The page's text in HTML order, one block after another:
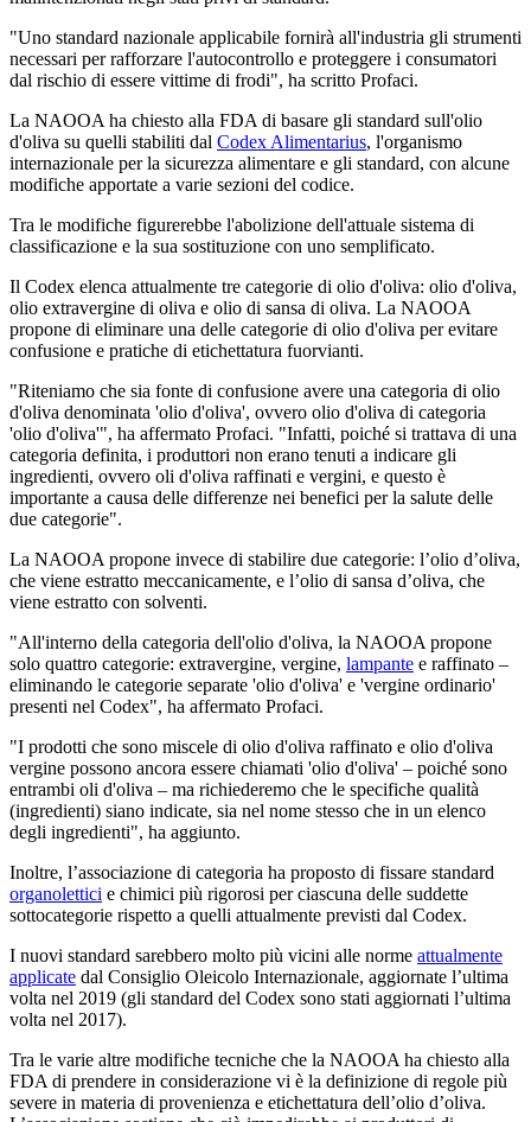
"Uno standard nazionale applicabile fornirà all'industria gli strumenti
necessari per rafforzare l'autocontrollo e proteggere i consumatori
dal rischio di essere vittime di frodi", ha scritto Profaci.
La NAOOA ha chiesto alla FDA di basare gli standard sull'olio
d'oliva su quelli stabiliti dal Codex Alimentarius, l'organismo
internazionale per la sicurezza alimentare e gli standard, con alcune
modifiche apportate a varie sezioni del codice.
Tra le modifiche figurerebbe l'abolizione dell'attuale sistema di
classificazione e la sua sostituzione con uno semplificato.
Il Codex elenca attualmente tre categorie di olio d'oliva: olio d'oliva,
olio extravergine di oliva e olio di sansa di oliva. La NAOOA
propone di eliminare una delle categorie di olio d'oliva per evitare
confusione e pratiche di etichettatura fuorvianti.
"Riteniamo che sia fonte di confusione avere una categoria di olio
d'oliva denominata 'olio d'oliva', ovvero olio d'oliva di categoria
'olio d'oliva'", ha affermato Profaci. "Infatti, poiché si trattava di una
categoria definita, i produttori non erano tenuti a indicare gli
ingredienti, ovvero oli d'oliva raffinati e vergini, e questo è
importante a causa delle differenze nei benefici per la salute delle
due categorie".
La NAOOA propone invece di stabilire due categorie: l’olio d’oliva,
che viene estratto meccanicamente, e l’olio di sansa d’oliva, che
viene estratto con solventi.
"All'interno della categoria dell'olio d'oliva, la NAOOA propone
solo quattro categorie: extravergine, vergine, lampante e raffinato –
eliminando le categorie separate 'olio d'oliva' e 'vergine ordinario'
presenti nel Codex", ha affermato Profaci.
"I prodotti che sono miscele di olio d'oliva raffinato e olio d'oliva
vergine possono ancora essere chiamati 'olio d'oliva' – poiché sono
entrambi oli d'oliva – ma richiederemo che le specifiche qualità
(ingredienti) siano indicate, sia nel nome stesso che in un elenco
degli ingredienti", ha aggiunto.
Inoltre, l’associazione di categoria ha proposto di fissare standard
organolettici e chimici più rigorosi per ciascuna delle suddette
sottocategorie rispetto a quelli attualmente previsti dal Codex.
I nuovi standard sarebbero molto più vicini alle norme attualmente
applicate dal Consiglio Oleicolo Internazionale, aggiornate l’ultima
volta nel 2019 (gli standard del Codex sono stati aggiornati l’ultima
volta nel 2017).
Tra le varie altre modifiche tecniche che la NAOOA ha chiesto alla
FDA di prendere in considerazione vi è la definizione di regole più
severe in materia di provenienza e etichettatura dell’olio d’oliva.